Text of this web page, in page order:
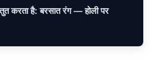
करता है: बरसात रंग — होली पर